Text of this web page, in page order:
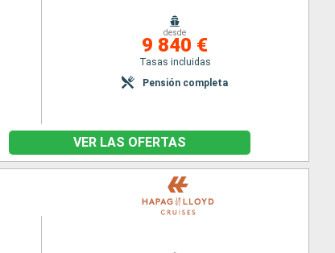
desde
9 840 €
Tasas incluidas
Pensión completa
VER LAS OFERTAS